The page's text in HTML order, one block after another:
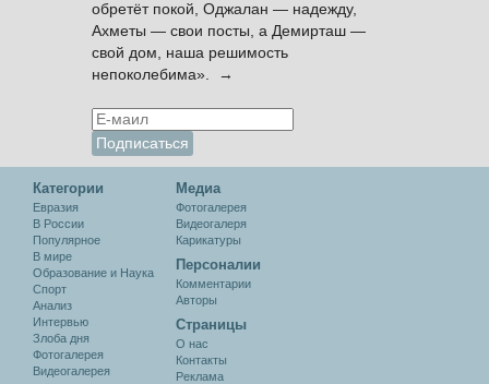
обретёт покой, Оджалан — надежду,
Ахметы — свои посты, а Демирташ —
свой дом, наша решимость
непоколебима». →
Категории
Евразия
В России
Популярное
В мире
Образование и Наука
Спорт
Анализ
Интервью
Злоба дня
Фотогалерея
Видеогалерея
Медиа
Фотогалерея
Видеогалеря
Карикатуры
Персоналии
Комментарии
Авторы
Cтраницы
О нас
Контакты
Реклама